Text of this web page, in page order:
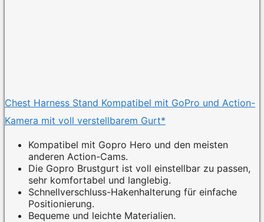
Chest Harness Stand Kompatibel mit GoPro und Action-
Kamera mit voll verstellbarem Gurt*
Kompatibel mit Gopro Hero und den meisten
anderen Action-Cams.
Die Gopro Brustgurt ist voll einstellbar zu passen,
sehr komfortabel und langlebig.
Schnellverschluss-Hakenhalterung für einfache
Positionierung.
Bequeme und leichte Materialien.